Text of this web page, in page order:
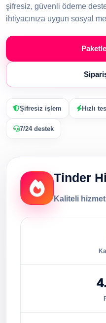
şifresiz, güvenli ödeme
ihtiyacınıza uygun sosyal
Şifresiz işlem Hızlı
7/24 destek
Tinder
Kaliteli